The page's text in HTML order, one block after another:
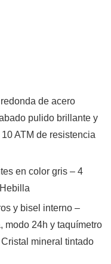
de acero
pulido brillante y
ATM de resistencia
en color gris – 4
y bisel interno –
modo 24h y taquímetro
mineral tintado